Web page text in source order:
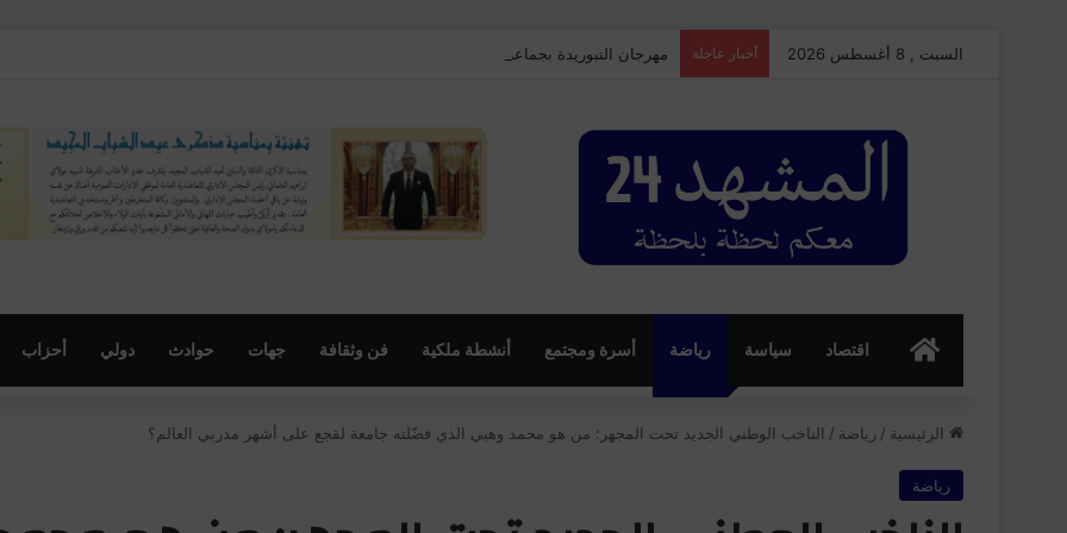
السبت , 8 أغسطس 2026 أخبار عاجلة مهرجان التبوريدة بجماعة البراشوة يحتفي بالتراث المغربي ويستحضر أمجاد الفروسية التقليدية
الرئسيةاقتصاد سياسة رياضة أسرة ومجتمع أنشطة ملكية فن وثقافة جهات حوادث دولي أحزاب
الرئيسية / رياضة / الناخب الوطني الجديد تحت المجهر: من هو محمد وهبي الذي فضّلته جامعة لقجع على أشهر مدربي العالم؟
رياضة